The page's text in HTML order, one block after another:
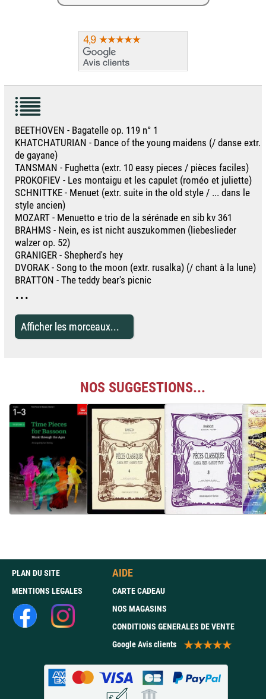
BEETHOVEN - Bagatelle op. 119 n° 1
KHATCHATURIAN - Dance of the young maidens (/ danse extr.
de gayane)
TANSMAN - Fughetta (extr. 10 easy pieces / pièces faciles)
PROKOFIEV - Les montaigu et les capulet (roméo et juliette)
SCHNITTKE - Menuet (extr. suite in the old style / ... dans le
style ancien)
MOZART - Menuetto e trio de la sérénade en sib kv 361
BRAHMS - Nein, es ist nicht auszukommen (liebeslieder
walzer op. 52)
GRANIGER - Shepherd's hey
DVORAK - Song to the moon (extr. rusalka) (/ chant à la lune)
BRATTON - The teddy bear's picnic
...
Afficher les morceaux...
NOS SUGGESTIONS...
PLAN DU SITE
MENTIONS LEGALES
AIDE
CARTE CADEAU
NOS MAGASINS
CONDITIONS GENERALES DE VENTE
Google Avis clients